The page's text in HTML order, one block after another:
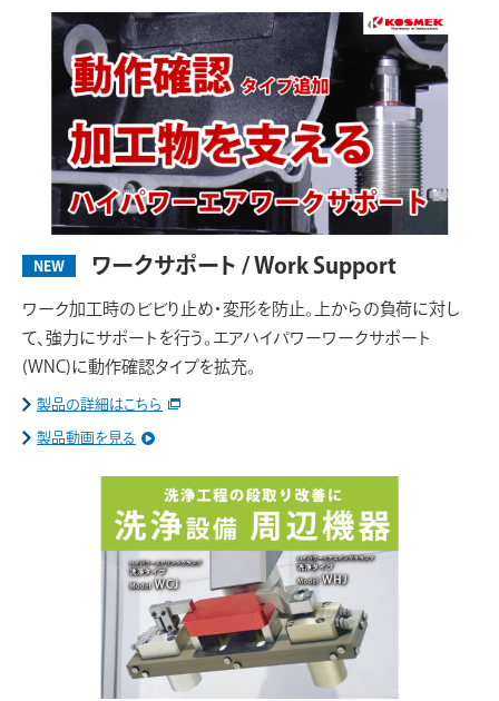
NEW ワークサポート / Work Support
ワーク加工時のビビり止め・変形を防止。上からの負荷に対し
て、強力にサポートを行う。エアハイパワーワークサポート
(WNC)に動作確認タイプを拡充。
製品の詳細はこちら
製品動画を見る